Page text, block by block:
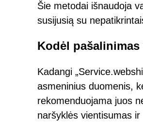
Šie metodai išnaudoja
susijusią su
Kodėl
Kadangi
asmeninius duomenis,
rekomenduojama juos
naršyklės vientisumas